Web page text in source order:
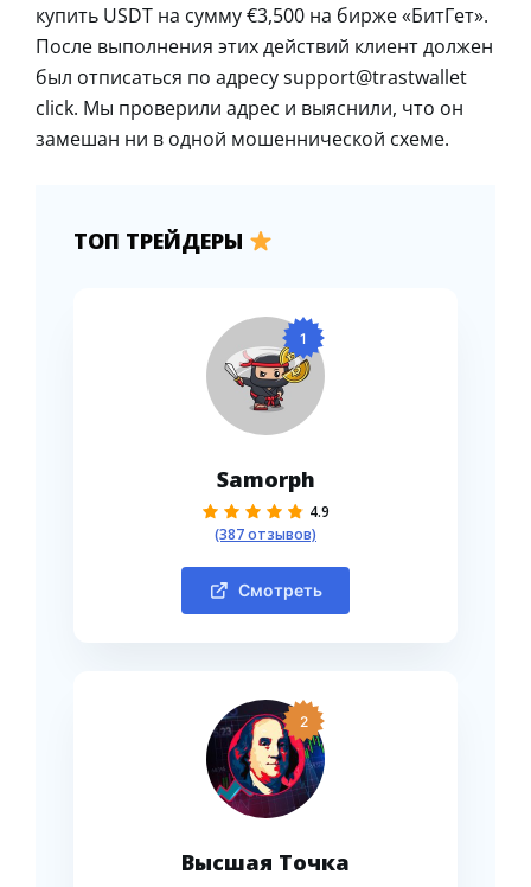
купить USDT на сумму €3,500 на бирже «БитГет».
После выполнения этих действий клиент должен
был отписаться по адресу support@trastwallet
click. Мы проверили адрес и выяснили, что он
замешан ни в одной мошеннической схеме.
ТОП ТРЕЙДЕРЫ
1
Samorph
4.9
(387 отзывов)
Смотреть
2
Высшая Точка